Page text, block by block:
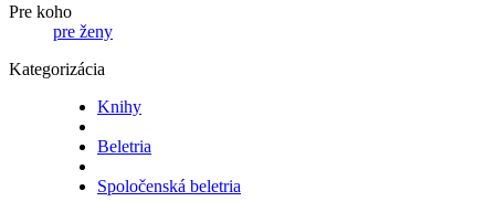
Pre koho
pre ženy
Kategorizácia
Knihy
Beletria
Spoločenská beletria